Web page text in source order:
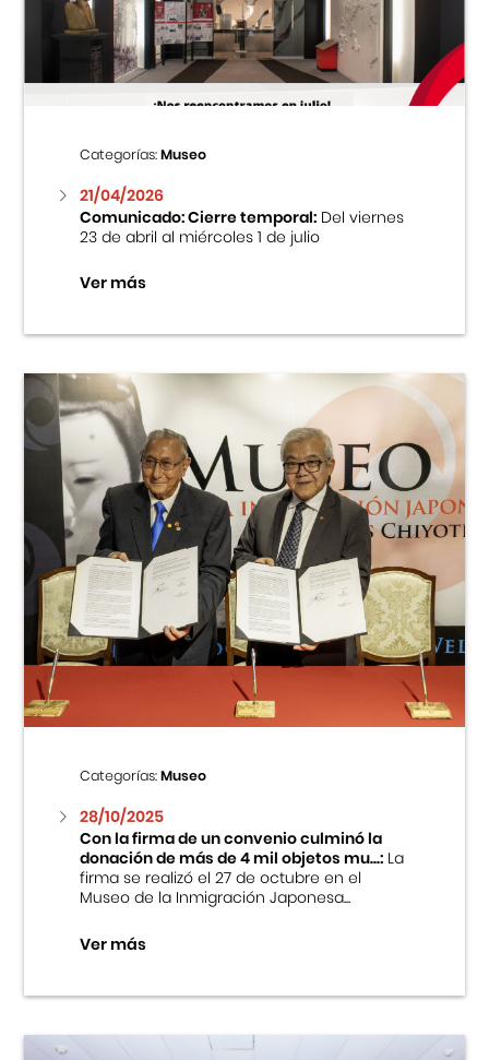
Centro Cultural Peruano Japonés
Museo de la Inmigración Japonesa
Fondo Editorial
Teatro Peruano Japonés
Categorías:Museo
21/04/2026
Comunicado: Cierre temporal:Del viernes
23 de abril al miércoles 1 de julio
Ver más
Categorías:Museo
28/10/2025
Con la firma de un convenio culminó la
donación de más de 4 mil objetos mu...:La
firma se realizó el 27 de octubre en el
Museo de la Inmigración Japonesa...
Ver más